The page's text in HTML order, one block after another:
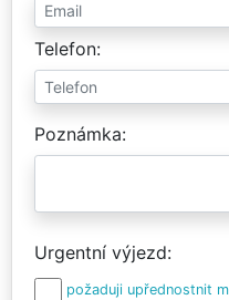
Telefon
Poznámka
Urgentní výjezd
požaduji upřednostnit